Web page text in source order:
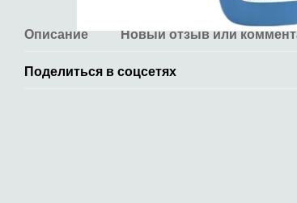
Описание Новый отзыв или
Поделиться в соцсетях